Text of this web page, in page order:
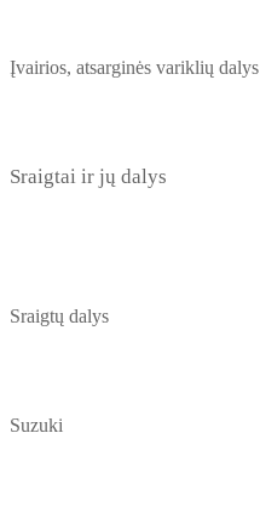
Įvairios, atsarginės variklių dalys
Sraigtai ir jų dalys
Sraigtų dalys
Suzuki